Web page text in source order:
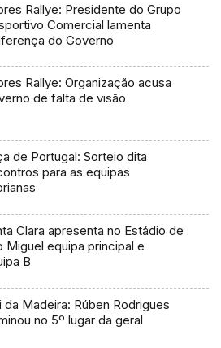
Rallye: Presidente do Grupo
Comercial lamenta
do Governo
Rallye: Organização acusa
de falta de visão
de Portugal: Sorteio dita
para as equipas
Clara apresenta no Estádio de
Miguel equipa principal e
B
da Madeira: Rúben Rodrigues
no 5º lugar da geral